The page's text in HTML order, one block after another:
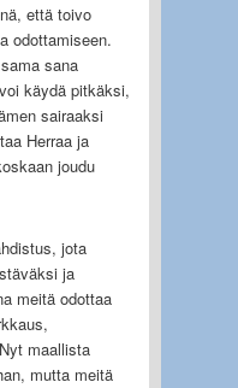
että toivo
odottamiseen.
sana
käydä pitkäksi,
sairaaksi
Herraa ja
joudu
jota
ja
meitä odottaa
maallista
mutta meitä